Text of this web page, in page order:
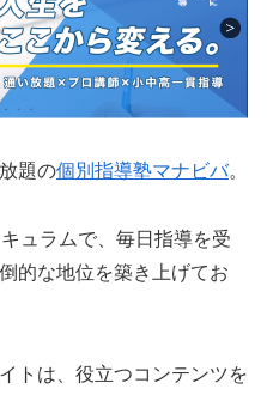
題の個別指導塾マナビバ。
ュラムで、毎日指導を受
的な地位を築き上げてお
トは、役立つコンテンツを